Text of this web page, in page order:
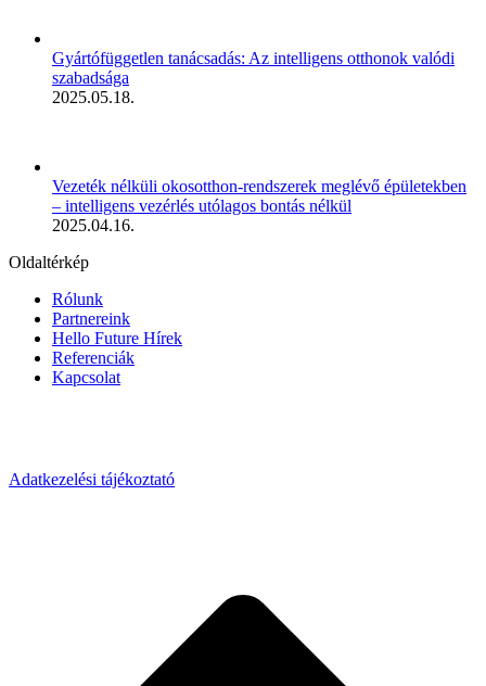
Gyártófüggetlen tanácsadás: Az intelligens otthonok valódi
szabadsága
2025.05.18.
Vezeték nélküli okosotthon-rendszerek meglévő épületekben
– intelligens vezérlés utólagos bontás nélkül
2025.04.16.
Oldaltérkép
Rólunk
Partnereink
Hello Future Hírek
Referenciák
Kapcsolat
Adatkezelési tájékoztató